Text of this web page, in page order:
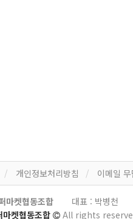
개인정보처리방침 이메일
마켓협동조합 대표 : 박병천
마켓협동조합
All rights